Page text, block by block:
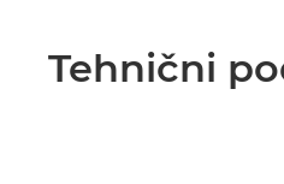
Tehnični